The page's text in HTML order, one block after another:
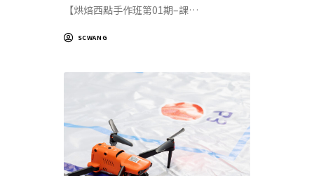
【烘焙西點手作班第01期–課…
SCWANG